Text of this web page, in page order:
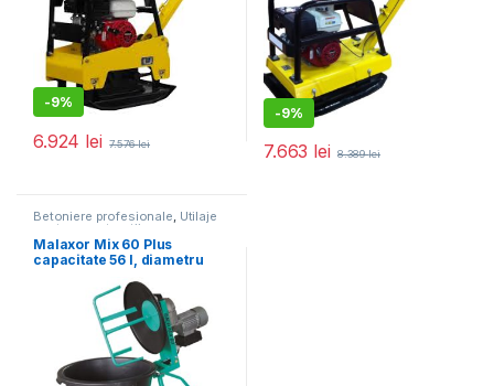
-9%
6.924 lei 7.576lei
-9%
7.663 lei 8.389lei
Betoniere profesionale, Utilaje
pentru construcții
Malaxor Mix 60 Plus
capacitate 56 l, diametru